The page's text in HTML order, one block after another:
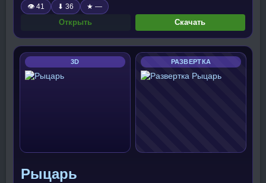
👁 41 ⬇ 36 ★ —
Открыть Скачать
3D РАЗВЕРТКА
Рыцарь